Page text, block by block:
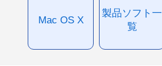
Mac OS X
製品ソフト一
覧